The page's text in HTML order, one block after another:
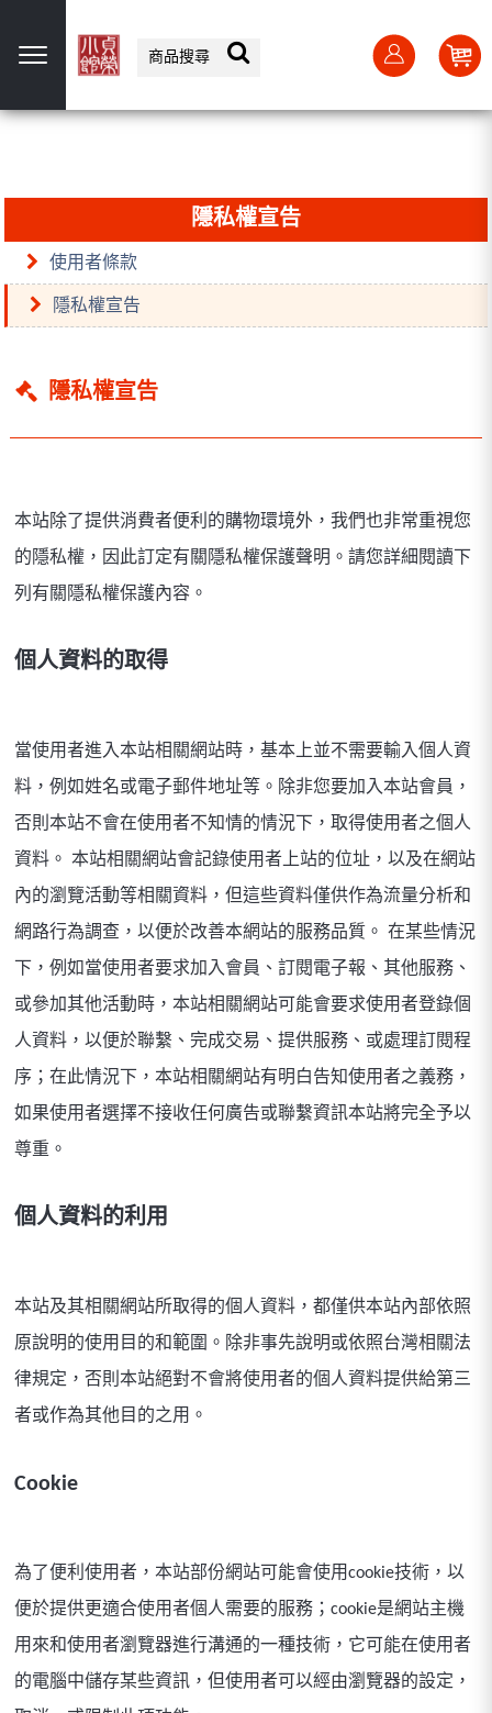
隱私權宣告
使用者條款
隱私權宣告
隱私權宣告
本站除了提供消費者便利的購物環境外，我們也非常重視您
的隱私權，因此訂定有關隱私權保護聲明。請您詳細閱讀下
列有關隱私權保護內容。
個人資料的取得
當使用者進入本站相關網站時，基本上並不需要輸入個人資
料，例如姓名或電子郵件地址等。除非您要加入本站會員，
否則本站不會在使用者不知情的情況下，取得使用者之個人
資料。 本站相關網站會記錄使用者上站的位址，以及在網站
內的瀏覽活動等相關資料，但這些資料僅供作為流量分析和
網路行為調查，以便於改善本網站的服務品質。 在某些情況
下，例如當使用者要求加入會員、訂閱電子報、其他服務、
或參加其他活動時，本站相關網站可能會要求使用者登錄個
人資料，以便於聯繫、完成交易、提供服務、或處理訂閱程
序；在此情況下，本站相關網站有明白告知使用者之義務，
如果使用者選擇不接收任何廣告或聯繫資訊本站將完全予以
尊重。
個人資料的利用
本站及其相關網站所取得的個人資料，都僅供本站內部依照
原說明的使用目的和範圍。除非事先說明或依照台灣相關法
律規定，否則本站絕對不會將使用者的個人資料提供給第三
者或作為其他目的之用。
Cookie
為了便利使用者，本站部份網站可能會使用cookie技術，以
便於提供更適合使用者個人需要的服務；cookie是網站主機
用來和使用者瀏覽器進行溝通的一種技術，它可能在使用者
的電腦中儲存某些資訊，但使用者可以經由瀏覽器的設定，